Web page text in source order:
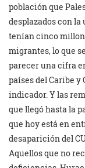
población que
desplazados con
tenían cinco
migrantes, lo que
parecer una cifra
países del Caribe y
indicador. Y las
que llegó hasta la
que hoy está en
desaparición del
Aquellos que no